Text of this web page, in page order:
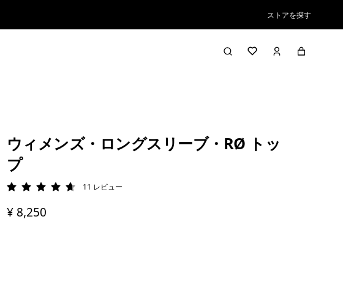
ストアを探す
ウィメンズ・ロングスリーブ・RØ トッ
プ
評価: 4.7 / 5
11 レビュー
¥ 8,250